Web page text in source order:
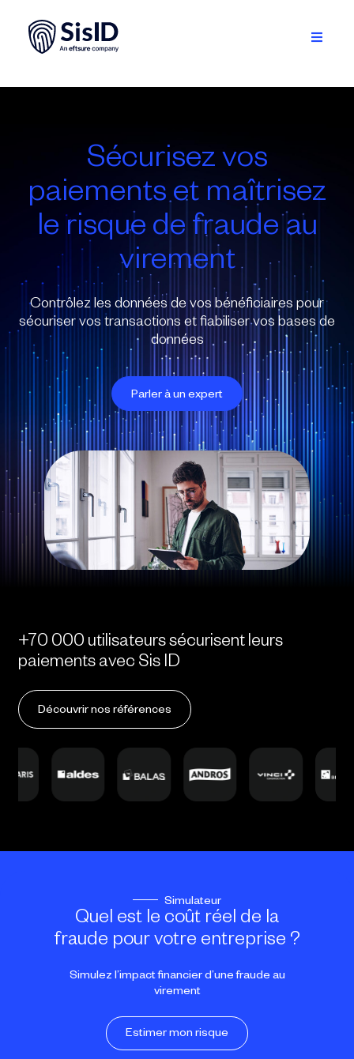
contenu
Toggle
À propos
Se connecter
Planifiez une démo
Français
Sécurisez vos
paiements et maîtrisez
le risque de fraude au
virement
Contrôlez les données de vos bénéficiaires pour
sécuriser vos transactions et fiabiliser vos bases de
données
Parler à un expert
+70 000 utilisateurs sécurisent leurs
paiements avec Sis ID
Découvrir nos références
Simulateur
Quel est le coût réel de la
fraude pour votre entreprise ?
Simulez l’impact financier d’une fraude au
virement
Estimer mon risque